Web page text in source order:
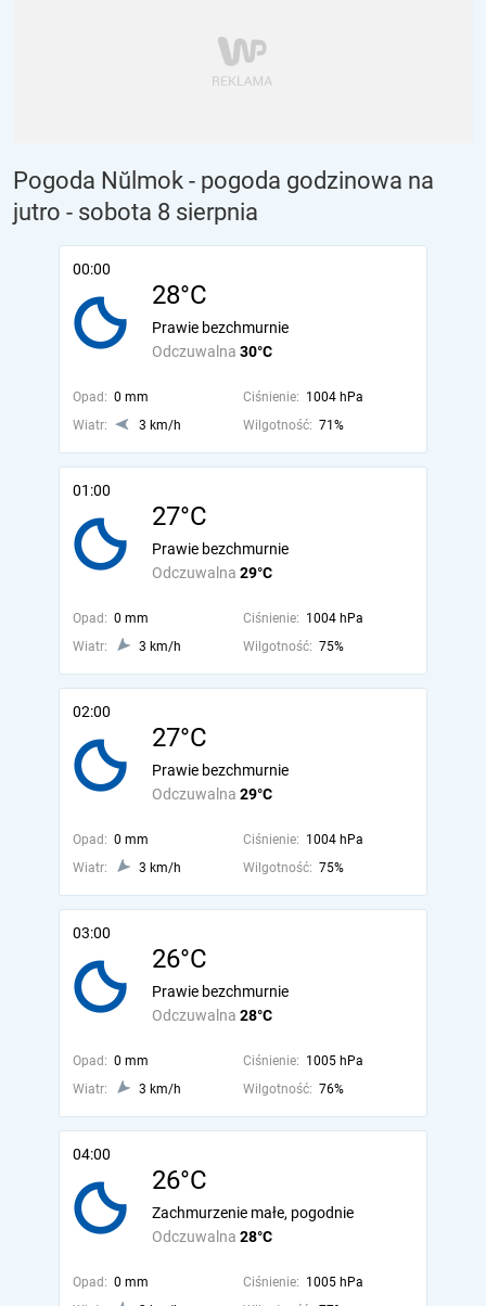
Pogoda Nŭlmok - pogoda godzinowa na
jutro - sobota 8 sierpnia
00:00
28°C
Odczuwalna 30°C
Prawie bezchmurnie
Opad: 0 mm Ciśnienie: 1004 hPa
Wiatr:
3 km/h Wilgotność: 71%
01:00
27°C
Odczuwalna 29°C
Prawie bezchmurnie
Opad: 0 mm Ciśnienie: 1004 hPa
Wiatr:
3 km/h Wilgotność: 75%
02:00
27°C
Odczuwalna 29°C
Prawie bezchmurnie
Opad: 0 mm Ciśnienie: 1004 hPa
Wiatr:
3 km/h Wilgotność: 75%
03:00
26°C
Odczuwalna 28°C
Prawie bezchmurnie
Opad: 0 mm Ciśnienie: 1005 hPa
Wiatr:
3 km/h Wilgotność: 76%
04:00
26°C
Odczuwalna 28°C
Zachmurzenie małe, pogodnie
Opad: 0 mm Ciśnienie: 1005 hPa